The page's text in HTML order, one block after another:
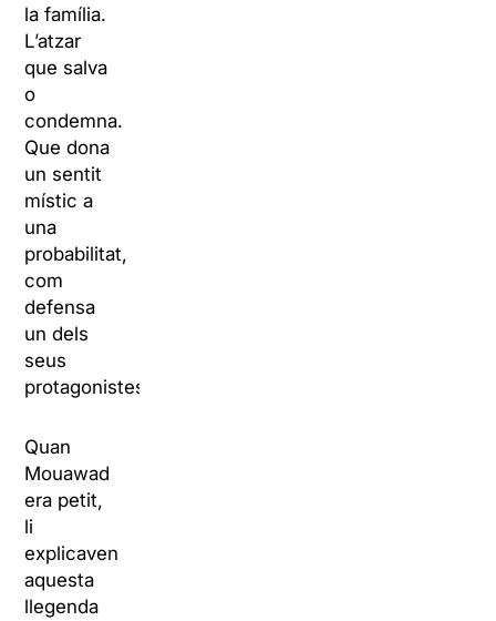
la família.
L’atzar
que salva
o
condemna.
Que dona
un sentit
místic a
una
probabilitat,
com
defensa
un dels
seus
protagonistes.
Quan
Mouawad
era petit,
li
explicaven
aquesta
llegenda